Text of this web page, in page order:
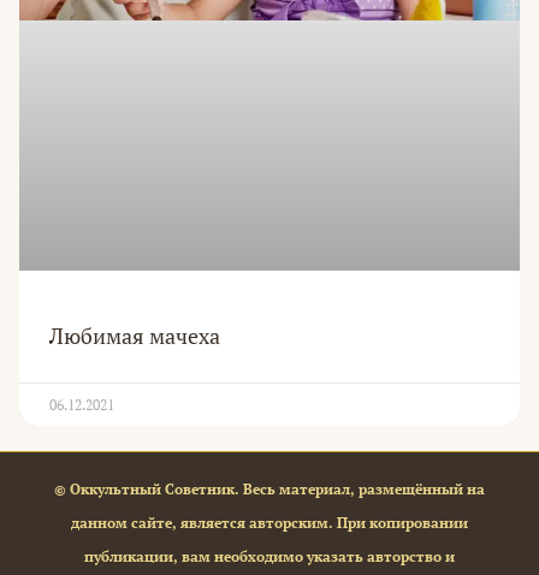
Любимая мачеха
06.12.2021
© Оккультный Советник. Весь материал, размещённый на
данном сайте, является авторским. При копировании
публикации, вам необходимо указать авторство и